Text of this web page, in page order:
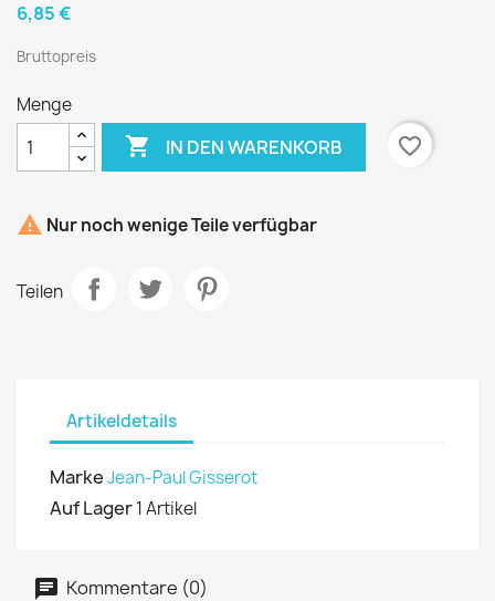
6,85 €
Bruttopreis
Menge
 IN DEN WARENKORB favorite_border
 Nur noch wenige Teile verfügbar
Teilen
Artikeldetails
MarkeJean-Paul Gisserot
Auf Lager1 Artikel
Kommentare (0)